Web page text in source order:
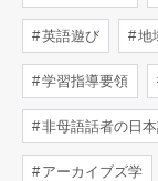
英語遊び 地
学習指導要領
非母語話者の日
アーカイブズ学